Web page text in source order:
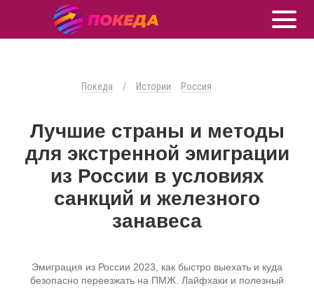
Покеда / Истории Россия
Лучшие страны и методы
для экстренной эмиграции
из России в условиях
санкций и железного
занавеса
Эмиграция из России 2023, как быстро выехать и куда
безопасно переезжать на ПМЖ. Лайфхаки и полезный